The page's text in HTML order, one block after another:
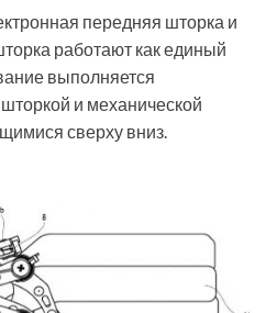
передняя шторка и
работают как единый
выполняется
и механической
сверху вниз.